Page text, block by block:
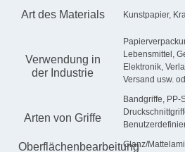
Art des Materials Kunstpapier,
Verwendung in
der Industrie
Lebensmittel,
Elektronik,
Versand usw.
Arten von Griffe
Bandgriffe, PP-
Oberflächenbearbeitung
Glanz/